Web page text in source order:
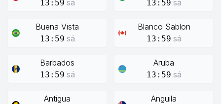
13:59 sá 13:59 sá
Buena Vista
13:59 sá
Blanco Sablon
13:59 sá
Barbados
13:59 sá
Aruba
13:59 sá
Antigua Anguila